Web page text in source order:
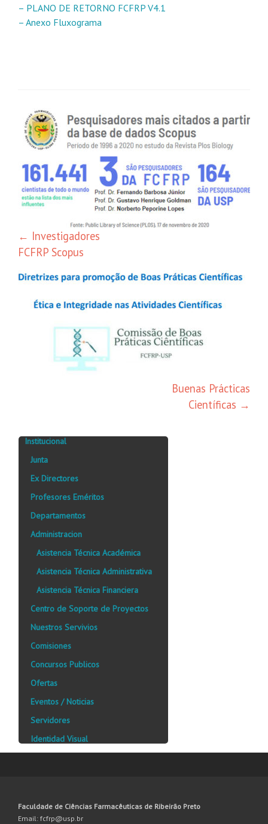
– PLANO DE RETORNO FCFRP V4.1
– Anexo Fluxograma
Navegación
de
entradas
← Investigadores
FCFRP Scopus
Buenas Prácticas
Científicas →
Institucional
Junta
Ex Directores
Profesores Eméritos
Departamentos
Administracion
Asistencia Técnica Académica
Asistencia Técnica Administrativa
Asistencia Técnica Financiera
Centro de Soporte de Proyectos
Nuestros Servivios
Comisiones
Concursos Publicos
Ofertas
Eventos / Noticias
Servidores
Identidad Visual
Faculdade de Ciências Farmacêuticas de Ribeirão Preto
Email: fcfrp@usp.br